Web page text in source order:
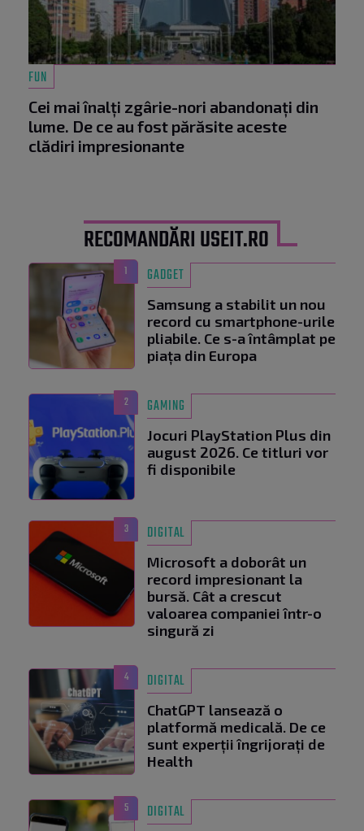
FUN
Cei mai înalți zgârie-nori abandonați din
lume. De ce au fost părăsite aceste
clădiri impresionante
RECOMANDĂRI USEIT.RO
1 GADGET
Samsung a stabilit un nou
record cu smartphone-urile
pliabile. Ce s-a întâmplat pe
piața din Europa
2 GAMING
Jocuri PlayStation Plus din
august 2026. Ce titluri vor
fi disponibile
3 DIGITAL
Microsoft a doborât un
record impresionant la
bursă. Cât a crescut
valoarea companiei într-o
singură zi
4 DIGITAL
ChatGPT lansează o
platformă medicală. De ce
sunt experții îngrijorați de
Health
5 DIGITAL